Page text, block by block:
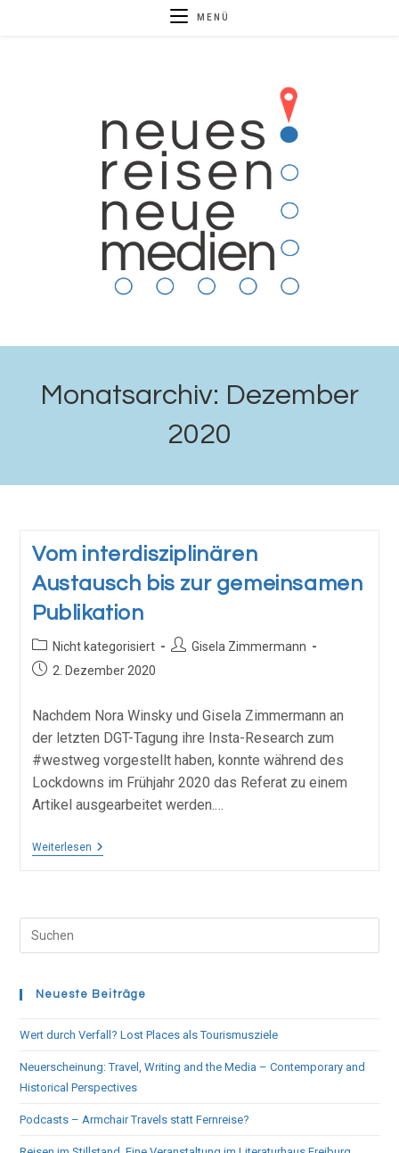
MENÜ
Monatsarchiv: Dezember
2020
Vom interdisziplinären
Austausch bis zur gemeinsamen
Publikation
Nicht kategorisiert
Gisela Zimmermann
2. Dezember 2020
Nachdem Nora Winsky und Gisela Zimmermann an
der letzten DGT-Tagung ihre Insta-Research zum
#westweg vorgestellt haben, konnte während des
Lockdowns im Frühjahr 2020 das Referat zu einem
Artikel ausgearbeitet werden.…
Weiterlesen
Neueste Beiträge
Wert durch Verfall? Lost Places als Tourismusziele
Neuerscheinung: Travel, Writing and the Media – Contemporary and
Historical Perspectives
Podcasts – Armchair Travels statt Fernreise?